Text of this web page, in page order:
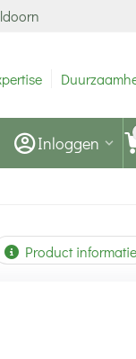
Inloggen
Product informatie